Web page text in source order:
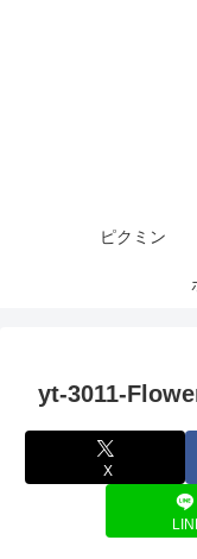
ピクミン
yt-3011-
X